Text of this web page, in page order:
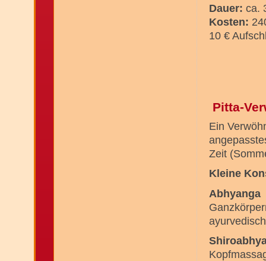
Dauer: ca.
Kosten:
10 €
Pitta-
Ein
Zeit
Kleine
Abhyanga